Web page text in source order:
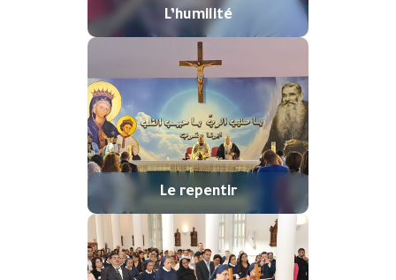
L’humilité
Le repentir